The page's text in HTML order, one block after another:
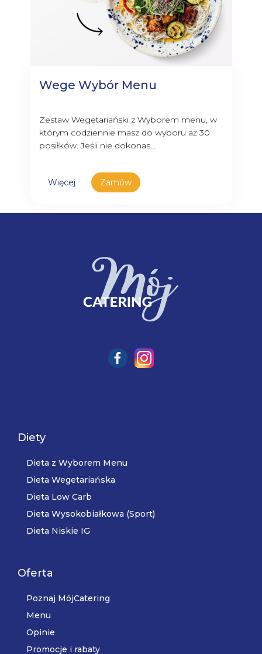
Wege Wybór Menu
Zestaw Wegetariański z Wyborem menu, w
którym codziennie masz do wyboru aż 30
posiłków. Jeśli nie dokonas...
Więcej Zamów
Diety
Dieta z Wyborem Menu
Dieta Wegetariańska
Dieta Low Carb
Dieta Wysokobiałkowa (Sport)
Dieta Niskie IG
Oferta
Poznaj MójCatering
Menu
Opinie
Promocje i rabaty